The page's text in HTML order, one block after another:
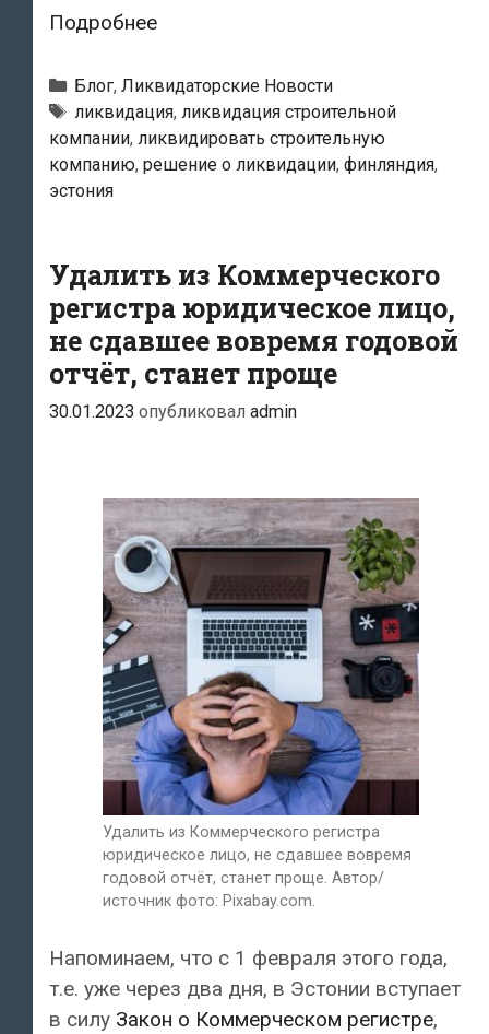
ПодробнееЭстонская
компания,
работавшая
на
финский
о
ликвидации
Рубрики
Блог, Ликвидаторские Новости
Метки
ликвидация, ликвидация строительной
компании, ликвидировать строительную
компанию, решение о ликвидации, финляндия,
эстония
Удалить из Коммерческого
регистра юридическое лицо,
не сдавшее вовремя годовой
отчёт, станет проще
30.01.2023 опубликовал admin
Удалить из Коммерческого регистра
юридическое лицо, не сдавшее вовремя
годовой отчёт, станет проще. Автор/
источник фото: Pixabay.com.
Напоминаем, что с 1 февраля этого года,
т.е. уже через два дня, в Эстонии вступает
в силу Закон о Коммерческом регистре,